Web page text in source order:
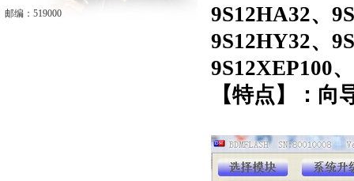
邮编：519000
9S12HA32、
9S12HY32、
9S12XEP100
【特点】：